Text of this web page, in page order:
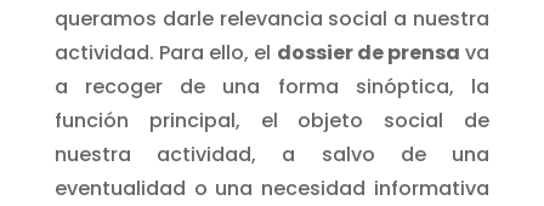
queramos darle relevancia social a nuestra
actividad. Para ello, el dossier de prensa va
a recoger de una forma sinóptica, la
función principal, el objeto social de
nuestra actividad, a salvo de una
eventualidad o una necesidad informativa